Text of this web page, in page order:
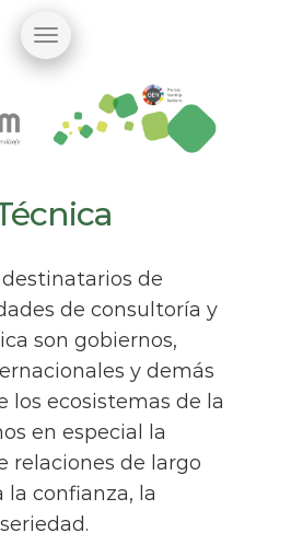
de
de consultoría y
son gobiernos,
y demás
los ecosistemas de la
en especial la
relaciones de largo
la confianza, la